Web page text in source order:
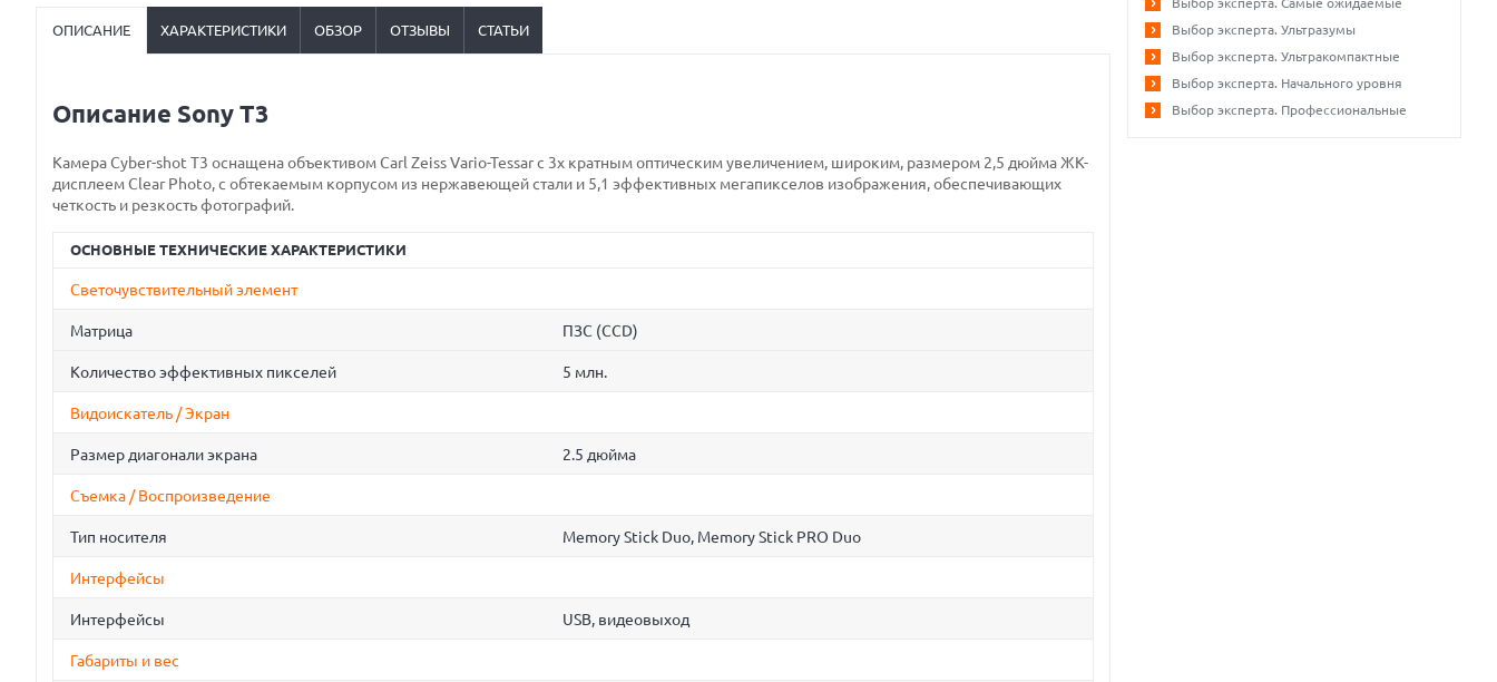
ОПИСАНИЕ ХАРАКТЕРИСТИКИ ОБЗОР ОТЗЫВЫ СТАТЬИ
Описание Sony T3
Камера Cyber-shot T3 оснащена объективом Carl Zeiss Vario-Tessar с 3x кратным оптическим увеличением, широким, размером 2,5 дюйма ЖК-
дисплеем Clear Photo, с обтекаемым корпусом из нержавеющей стали и 5,1 эффективных мегапикселов изображения, обеспечивающих
четкость и резкость фотографий.
ОСНОВНЫЕ ТЕХНИЧЕСКИЕ ХАРАКТЕРИСТИКИ
Светочувствительный элемент
Матрица ПЗС (CCD)
Количество эффективных пикселей 5 млн.
Видоискатель / Экран
Размер диагонали экрана 2.5 дюйма
Съемка / Воспроизведение
Тип носителя Memory Stick Duo, Memory Stick PRO Duo
Интерфейсы
Интерфейсы USB, видеовыход
Габариты и вес
Выбор эксперта. Ультразумы
Выбор эксперта. Ультракомпактные
Выбор эксперта. Начального уровня
Выбор эксперта. Профессиональные